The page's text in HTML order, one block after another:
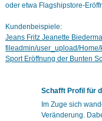
oder etwa Flagshipstore-
Kundenbeispiele:
Jeans Fritz Jeanette
fileadmin/user_upload/
Sport Eröffnung der Bunten
Schafft Profil für
Im Zuge sich
Veränderung.